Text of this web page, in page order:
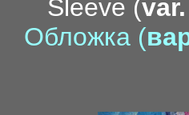
Sleeve (
Обложка (